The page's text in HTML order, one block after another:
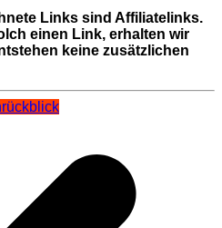
Links sind Affiliatelinks.
einen Link, erhalten wir
keine zusätzlichen